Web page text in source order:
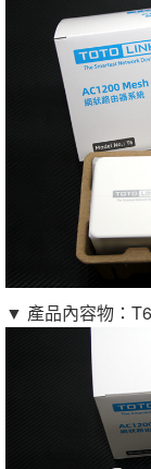
▼ 產品內容物：